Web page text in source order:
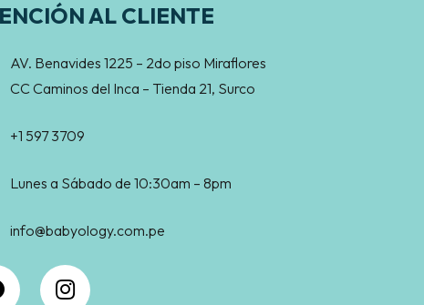
AL CLIENTE
AV. Benavides 1225 – 2do piso Miraflores
CC Caminos del Inca – Tienda 21, Surco
+1 597 3709
Lunes a Sábado de 10:30am – 8pm
info@babyology.com.pe